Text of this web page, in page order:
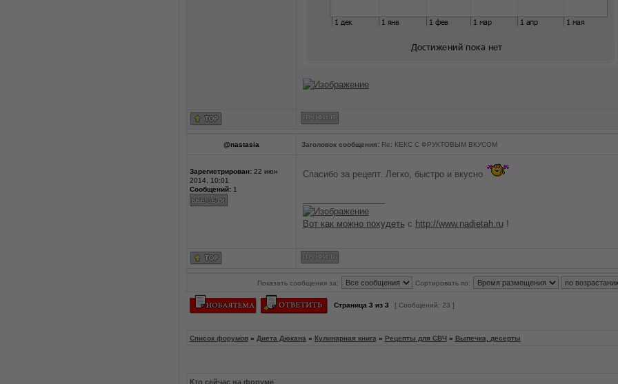
@nastasia Заголовок сообщения:Re: КЕКС С ФРУКТОВЫМ ВКУСОМ
Зарегистрирован:22 июн
2014, 10:01
Сообщений:1
Спасибо за рецепт. Легко, быстро и вкусно
Вот как можно похудеть с http://www.nadietah.ru!
Показать сообщения за: Сортировать по:
Страница 3 из 3 [ Сообщений: 23 ]
Список форумов» Диета Дюкана » Кулинарная книга » Рецепты для СВЧ» Выпечка, десерты
Кто сейчас на форуме